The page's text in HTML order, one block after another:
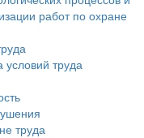
работ по охране
труда
труда